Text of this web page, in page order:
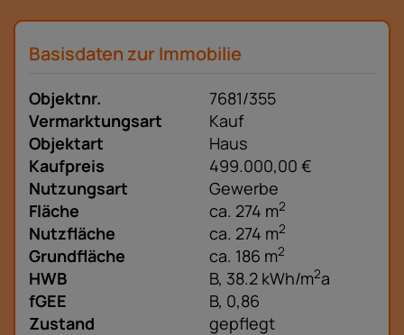
Basisdaten zur Immobilie
Objektnr.
7681/355
Vermarktungsart
Kauf
Objektart
Haus
Kaufpreis
499.000,00 €
Nutzungsart
Gewerbe
Fläche
ca. 274 m2
Nutzfläche ca. 274 m2
Grundfläche ca. 186 m2
HWB B, 38.2 kWh/m2a
fGEE
B, 0,86
Zustand
gepflegt